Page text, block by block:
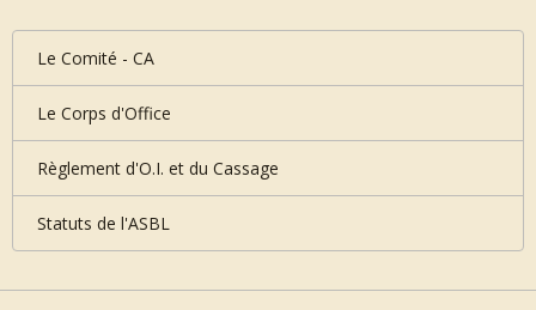
Le Comité - CA
Le Corps d'Office
Règlement d'O.I. et du Cassage
Statuts de l'ASBL